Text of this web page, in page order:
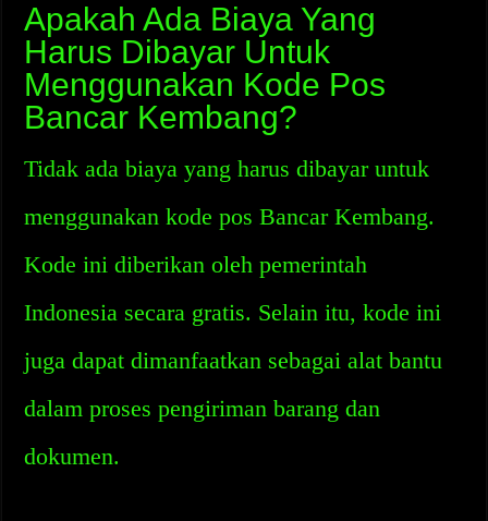
Apakah Ada Biaya Yang
Harus Dibayar Untuk
Menggunakan Kode Pos
Bancar Kembang?
Tidak ada biaya yang harus dibayar untuk
menggunakan kode pos Bancar Kembang.
Kode ini diberikan oleh pemerintah
Indonesia secara gratis. Selain itu, kode ini
juga dapat dimanfaatkan sebagai alat bantu
dalam proses pengiriman barang dan
dokumen.